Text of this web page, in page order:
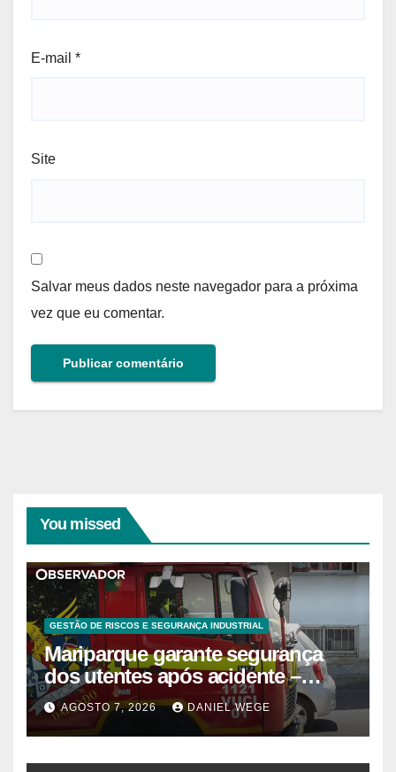
E-mail *
Site
Salvar meus dados neste navegador para a próxima
vez que eu comentar.
You missed
GESTÃO DE RISCOS E SEGURANÇA INDUSTRIAL
Mariparque garante segurança
dos utentes após acidente –
Observador
AGOSTO 7, 2026 DANIEL WEGE